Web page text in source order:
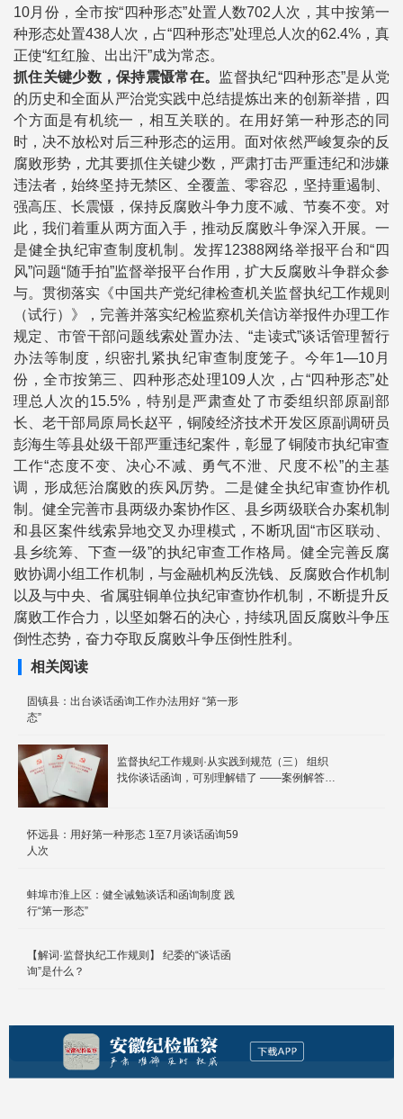
10月份，全市按“四种形态”处置人数702人次，其中按第一
种形态处置438人次，占“四种形态”处理总人次的62.4%，真
正使“红红脸、出出汗”成为常态。
抓住关键少数，保持震慑常在。 监督执纪“四种形态”是从党
的历史和全面从严治党实践中总结提炼出来的创新举措，四
个方面是有机统一，相互关联的。在用好第一种形态的同
时，决不放松对后三种形态的运用。面对依然严峻复杂的反
腐败形势，尤其要抓住关键少数，严肃打击严重违纪和涉嫌
违法者，始终坚持无禁区、全覆盖、零容忍，坚持重遏制、
强高压、长震慑，保持反腐败斗争力度不减、节奏不变。对
此，我们着重从两方面入手，推动反腐败斗争深入开展。一
是健全执纪审查制度机制。发挥12388网络举报平台和“四
风”问题“随手拍”监督举报平台作用，扩大反腐败斗争群众参
与。贯彻落实《中国共产党纪律检查机关监督执纪工作规则
（试行）》，完善并落实纪检监察机关信访举报件办理工作
规定、市管干部问题线索处置办法、“走读式”谈话管理暂行
办法等制度，织密扎紧执纪审查制度笼子。今年1—10月
份，全市按第三、四种形态处理109人次，占“四种形态”处
理总人次的15.5%，特别是严肃查处了市委组织部原副部
长、老干部局原局长赵平，铜陵经济技术开发区原副调研员
彭海生等县处级干部严重违纪案件，彰显了铜陵市执纪审查
工作“态度不变、决心不减、勇气不泄、尺度不松”的主基
调，形成惩治腐败的疾风厉势。二是健全执纪审查协作机
制。健全完善市县两级办案协作区、县乡两级联合办案机制
和县区案件线索异地交叉办理模式，不断巩固“市区联动、
县乡统筹、下查一级”的执纪审查工作格局。健全完善反腐
败协调小组工作机制，与金融机构反洗钱、反腐败合作机制
以及与中央、省属驻铜单位执纪审查协作机制，不断提升反
腐败工作合力，以坚如磐石的决心，持续巩固反腐败斗争压
倒性态势，奋力夺取反腐败斗争压倒性胜利。
相关阅读
固镇县：出台谈话函询工作办法用好 “第一形
态”
监督执纪工作规则·从实践到规范（三） 组织
找你谈话函询，可别理解错了 ——案例解答谈
怀远县：用好第一种形态 1至7月谈话函询59
人次
蚌埠市淮上区：健全诫勉谈话和函询制度 践
行“第一形态”
【解词·监督执纪工作规则】 纪委的“谈话函
询”是什么？